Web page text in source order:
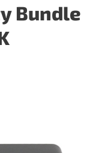
Bundle